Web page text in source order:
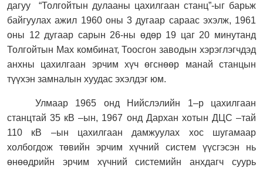
дагуу
“Толгойтын дулааны цахилгаан станц”-ыг барьж
байгуулах ажил 1960 оны 3 дугаар сараас эхэлж, 1961
оны 12 дугаар сарын 26-ны өдөр 19 цаг 20 минутанд
Толгойтын Мах комбинат, Тоосгон заводын хэрэглэгчдэд
анхны цахилгаан эрчим хүч өгснөөр манай станцын
түүхэн замналын хуудас эхэлдэг юм.
Улмаар 1965 онд Нийслэлийн 1–р цахилгаан
станцтай 35 кВ –ын, 1967 онд Дархан хотын ДЦС –тай
110 кВ –ын цахилгаан дамжуулах хос шугамаар
холбогдож төвийн эрчим хүчний систем үүсгэсэн нь
өнөөдрийн эрчим хүчний системийн анхдагч суурь